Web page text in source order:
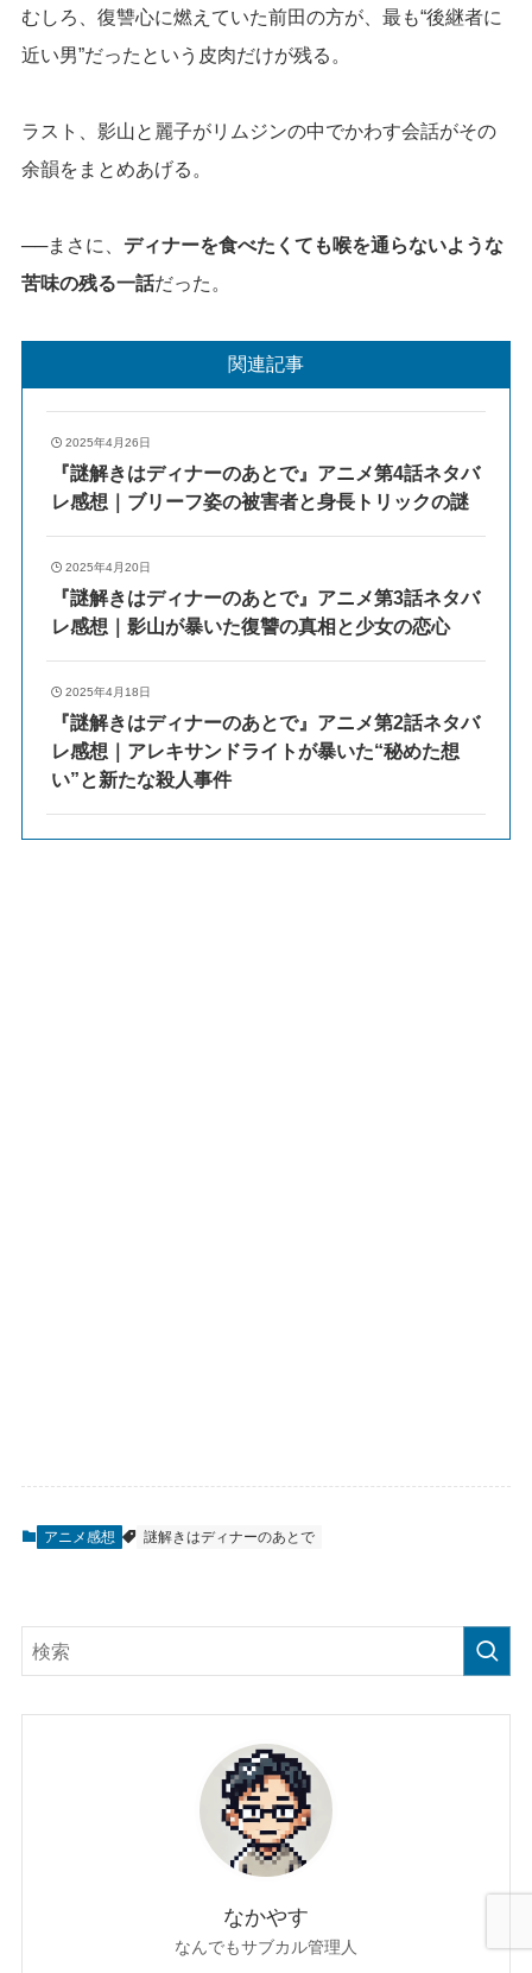
むしろ、復讐心に燃えていた前田の方が、最も“後継者に
近い男”だったという皮肉だけが残る。
ラスト、影山と麗子がリムジンの中でかわす会話がその
余韻をまとめあげる。
──まさに、 ディナーを食べたくても喉を通らないような
苦味の残る一話だった。
関連記事
2025年4月26日
『謎解きはディナーのあとで』アニメ第4話ネタバ
レ感想｜ブリーフ姿の被害者と身長トリックの謎
2025年4月20日
『謎解きはディナーのあとで』アニメ第3話ネタバ
レ感想｜影山が暴いた復讐の真相と少女の恋心
2025年4月18日
『謎解きはディナーのあとで』アニメ第2話ネタバ
レ感想｜アレキサンドライトが暴いた“秘めた想
い”と新たな殺人事件
アニメ感想 謎解きはディナーのあとで
なかやす
なんでもサブカル管理人